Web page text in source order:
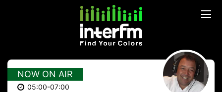
NOW ON AIR
05:00-07:00